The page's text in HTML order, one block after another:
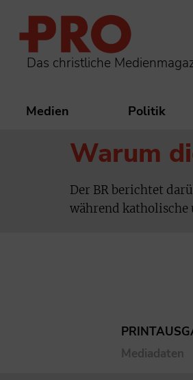
Das christliche
Medien Politik
Warum
Der BR berichtet
während katholische
Mediadaten